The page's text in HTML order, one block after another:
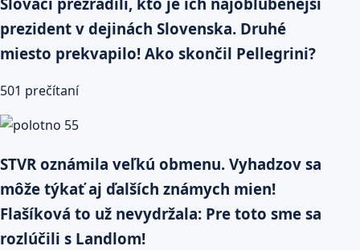
prezident v dejinách Slovenska. Druhé
miesto prekvapilo! Ako skončil Pellegrini?
501 prečítaní
STVR oznámila veľkú obmenu. Vyhadzov sa
môže týkať aj ďalších známych mien!
Flašíková to už nevydržala: Pre toto sme sa
rozlúčili s Landlom!